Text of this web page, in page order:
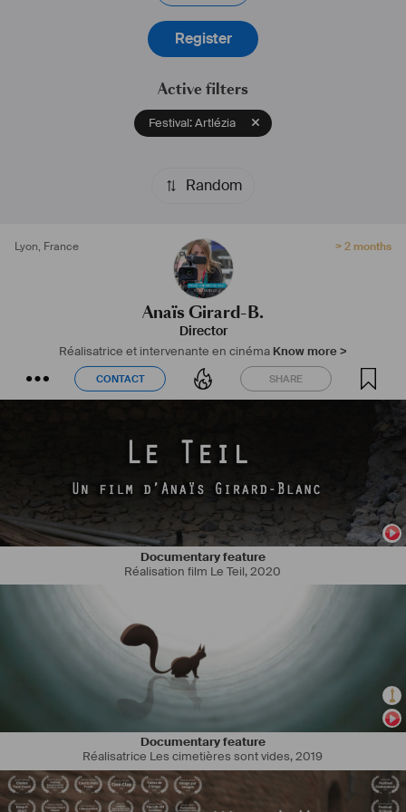
Register
Active filters
Festival: Artlézia
Random
Lyon, France > 2 months
Anaïs Girard-B.
Director
Réalisatrice et intervenante en cinéma Know more >
intervenantecinéma
CONTACT SHARE
CONTACT SHARE
Documentary feature
Réalisation film Le Teil,2020
Documentary feature
Réalisatrice Les cimetières sont vides,2019